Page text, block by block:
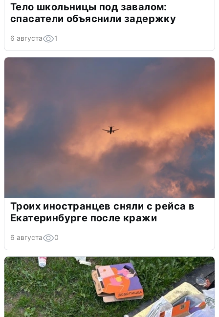
Тело школьницы под завалом:
спасатели объяснили задержку
6 августа 1
Троих иностранцев сняли с рейса в
Екатеринбурге после кражи
6 августа 0